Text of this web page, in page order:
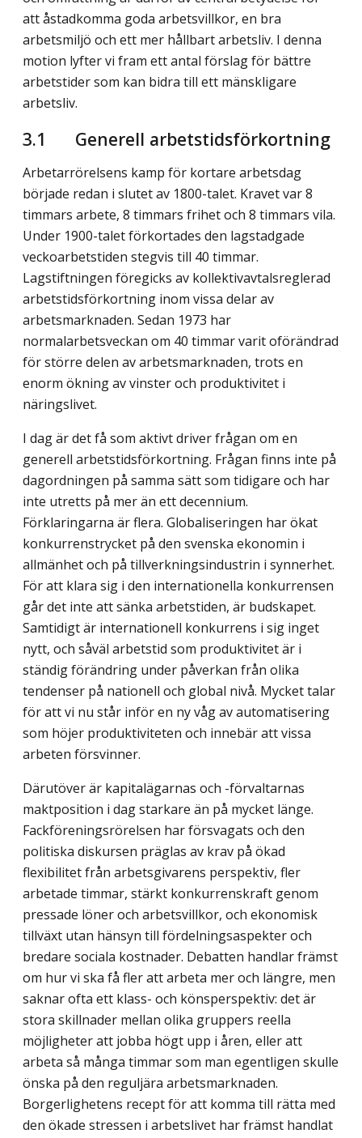
att åstadkomma goda arbetsvillkor, en bra
arbetsmiljö och ett mer hållbart arbetsliv. I denna
motion lyfter vi fram ett antal förslag för bättre
arbetstider som kan bidra till ett mänskligare
arbetsliv.
3.1 Generell arbetstidsförkortning
Arbetarrörelsens kamp för kortare arbetsdag
började redan i slutet av 1800-talet. Kravet var 8
timmars arbete, 8 timmars frihet och 8 timmars vila.
Under 1900-talet förkortades den lagstadgade
veckoarbetstiden stegvis till 40 timmar.
Lagstiftningen föregicks av kollektivavtalsreglerad
arbetstidsförkortning inom vissa delar av
arbetsmarknaden. Sedan 1973 har
normalarbetsveckan om 40 timmar varit oförändrad
för större delen av arbetsmarknaden, trots en
enorm ökning av vinster och produktivitet i
näringslivet.
I dag är det få som aktivt driver frågan om en
generell arbetstidsförkortning. Frågan finns inte på
dagordningen på samma sätt som tidigare och har
inte utretts på mer än ett decennium.
Förklaringarna är flera. Globaliseringen har ökat
konkurrenstrycket på den svenska ekonomin i
allmänhet och på tillverkningsindustrin i synnerhet.
För att klara sig i den internationella konkurrensen
går det inte att sänka arbetstiden, är budskapet.
Samtidigt är internationell konkurrens i sig inget
nytt, och såväl arbetstid som produktivitet är i
ständig förändring under påverkan från olika
tendenser på nationell och global nivå. Mycket talar
för att vi nu står inför en ny våg av automatisering
som höjer produktiviteten och innebär att vissa
arbeten försvinner.
Därutöver är kapitalägarnas och -förvaltarnas
maktposition i dag starkare än på mycket länge.
Fackföreningsrörelsen har försvagats och den
politiska diskursen präglas av krav på ökad
flexibilitet från arbetsgivarens perspektiv, fler
arbetade timmar, stärkt konkurrenskraft genom
pressade löner och arbetsvillkor, och ekonomisk
tillväxt utan hänsyn till fördelningsaspekter och
bredare sociala kostnader. Debatten handlar främst
om hur vi ska få fler att arbeta mer och längre, men
saknar ofta ett klass- och könsperspektiv: det är
stora skillnader mellan olika gruppers reella
möjligheter att jobba högt upp i åren, eller att
arbeta så många timmar som man egentligen skulle
önska på den reguljära arbetsmarknaden.
Borgerlighetens recept för att komma till rätta med
den ökade stressen i arbetslivet har främst handlat